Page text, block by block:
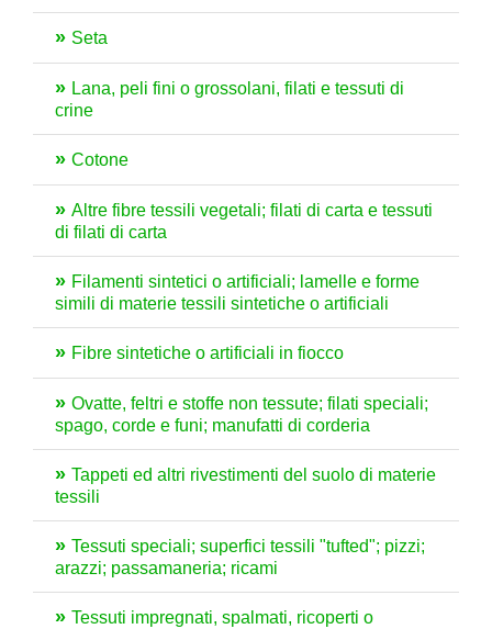
Seta
Lana, peli fini o grossolani, filati e tessuti di
crine
Cotone
Altre fibre tessili vegetali; filati di carta e tessuti
di filati di carta
Filamenti sintetici o artificiali; lamelle e forme
simili di materie tessili sintetiche o artificiali
Fibre sintetiche o artificiali in fiocco
Ovatte, feltri e stoffe non tessute; filati speciali;
spago, corde e funi; manufatti di corderia
Tappeti ed altri rivestimenti del suolo di materie
tessili
Tessuti speciali; superfici tessili "tufted"; pizzi;
arazzi; passamaneria; ricami
Tessuti impregnati, spalmati, ricoperti o